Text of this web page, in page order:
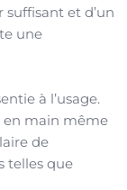
suffisant et d’un
une
à l’usage.
en main même
de
telles que